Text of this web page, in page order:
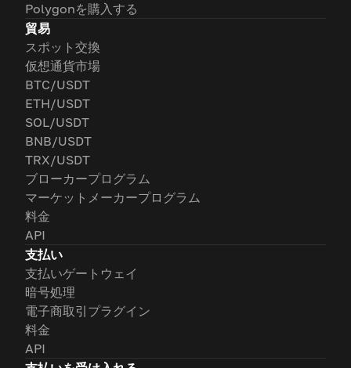
Polygonを購入する
貿易
スポット交換
仮想通貨市場
BTC/USDT
ETH/USDT
SOL/USDT
BNB/USDT
TRX/USDT
ブローカープログラム
マーケットメーカープログラム
料金
API
支払い
支払いゲートウェイ
暗号処理
電子商取引プラグイン
料金
API